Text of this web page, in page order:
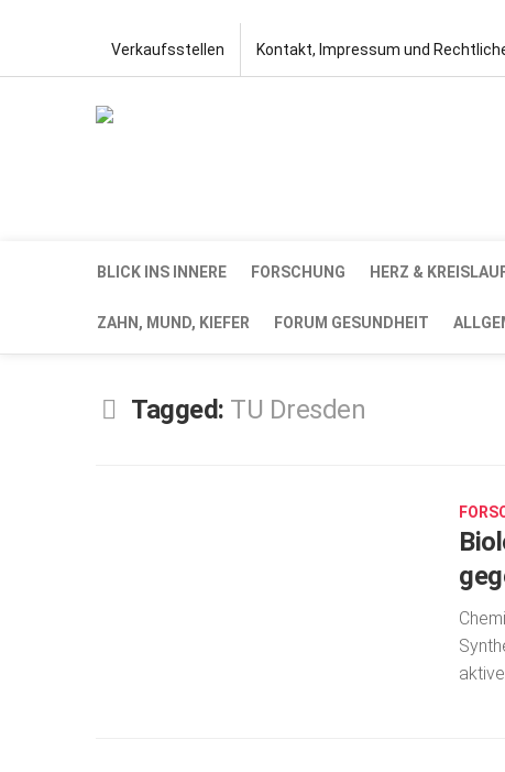
Verkaufsstellen Kontakt, Impressum und
BLICK INS INNERE FORSCHUNG HERZ &
ZAHN, MUND, KIEFER FORUM GESUNDHEIT
Tagged: TU Dresden